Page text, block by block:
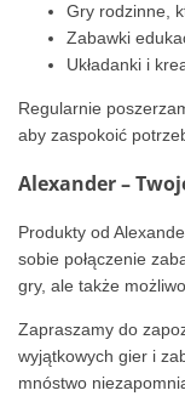
Gry rodzinne,
Zabawki
Układanki i
Regularnie
aby zaspokoić
Alexander –
Produkty od
sobie połączenie
gry, ale także
Zapraszamy do
wyjątkowych gier i
mnóstwo